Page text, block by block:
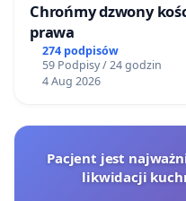
Chrońmy dzwony
prawa
274 podpisów
59 Podpisy / 24 godzin
4 Aug 2026
Pacjent jest
likwidacji